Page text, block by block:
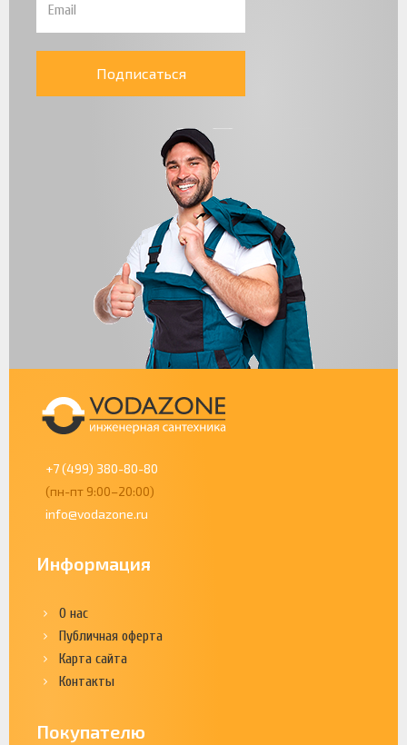
Подписаться
+7 (499) 380-80-80
(пн-пт 9:00–20:00)
info@vodazone.ru
Информация
О нас
Публичная оферта
Карта сайта
Контакты
Покупателю